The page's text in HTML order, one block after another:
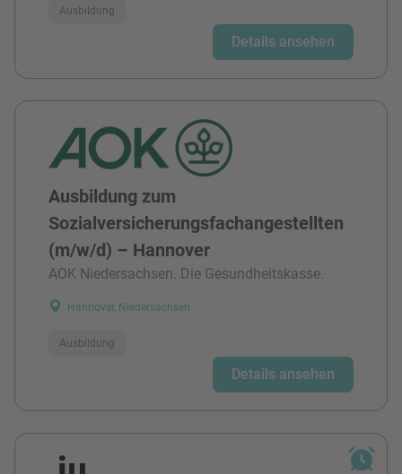
Ausbildung
Details ansehen
Ausbildung zum
Sozialversicherungsfachangestellten
(m/w/d) – Hannover
AOK Niedersachsen. Die Gesundheitskasse.
Hannover, Niedersachsen
Ausbildung
Details ansehen